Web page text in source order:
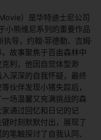
）是华特迪士尼公司
小熊维尼系列的重要作品
导，约翰·菲德勒、吉姆·
故事聚焦于百亩森林中
利，他因自觉体型渺
深深的自我怀疑，最终
伙伴发现小猪失踪后，
场温馨又充满挑战的森
通过回忆和日记的记
时刻默默付出，展现了
笔触探讨了自我认同、